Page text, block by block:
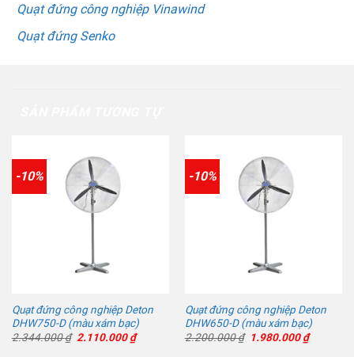
Quạt đứng công nghiệp Vinawind
Quạt đứng Senko
-10%
Quạt đứng công nghiệp Deton
DHW750-D (màu xám bạc)
2.344.000₫ Giá
2.110.000₫Giá
hiện
-10%
Quạt đứng công nghiệp Deton
DHW650-D (màu xám bạc)
2.200.000₫
Giá
1.980.000₫Giá
hiện